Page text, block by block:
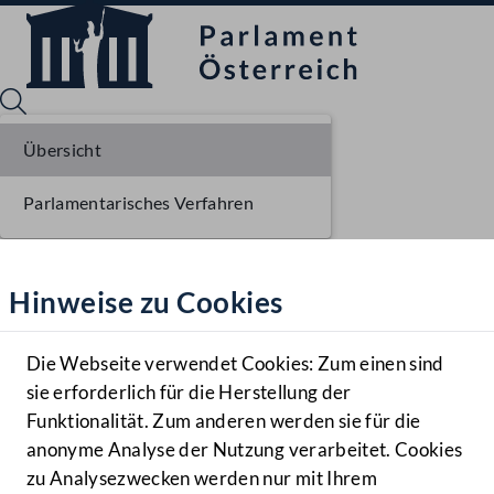
Hilfe
Benutzer
Navigationsmenü öffnen
MENÜ
Hinweise zu Cookies
Die Webseite verwendet Cookies: Zum einen sind
sie erforderlich für die Herstellung der
Funktionalität. Zum anderen werden sie für die
anonyme Analyse der Nutzung verarbeitet. Cookies
zu Analysezwecken werden nur mit Ihrem
Übersicht
Parlamentarisches Verfahren